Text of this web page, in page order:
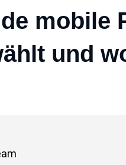
mobile
und